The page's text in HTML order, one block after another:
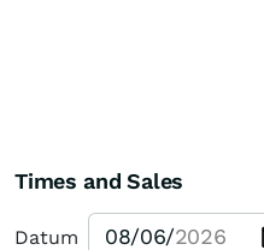
Times and Sales
Datum